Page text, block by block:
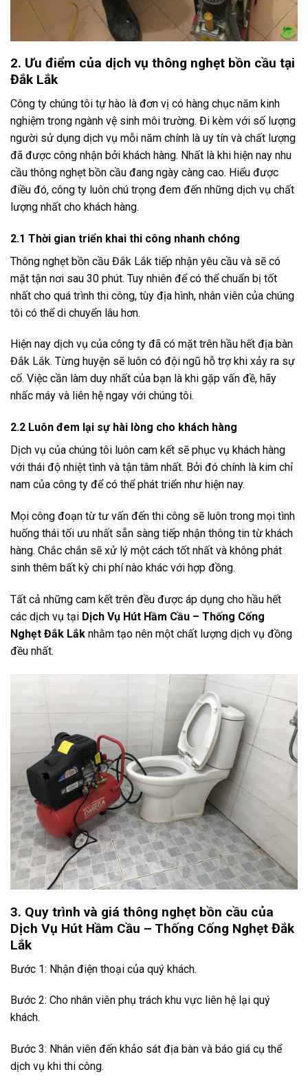
2. Ưu điểm của dịch vụ thông nghẹt bồn cầu tại
Đắk Lắk
Công ty chúng tôi tự hào là đơn vị có hàng chục năm kinh
nghiệm trong ngành vệ sinh môi trường. Đi kèm với số lượng
người sử dụng dịch vụ mỗi năm chính là uy tín và chất lượng
đã được công nhận bởi khách hàng. Nhất là khi hiện nay nhu
cầu thông nghẹt bồn cầu đang ngày càng cao. Hiểu được
điều đó, công ty luôn chú trọng đem đến những dịch vụ chất
lượng nhất cho khách hàng.
2.1 Thời gian triển khai thi công nhanh chóng
Thông nghẹt bồn cầu Đắk Lắk tiếp nhận yêu cầu và sẽ có
mặt tận nơi sau 30 phút. Tuy nhiên để có thể chuẩn bị tốt
nhất cho quá trình thi công, tùy địa hình, nhân viên của chúng
tôi có thể di chuyển lâu hơn.
Hiện nay dịch vụ của công ty đã có mặt trên hầu hết địa bàn
Đắk Lắk. Từng huyện sẽ luôn có đội ngũ hỗ trợ khi xảy ra sự
cố. Việc cần làm duy nhất của bạn là khi gặp vấn đề, hãy
nhấc máy và liên hệ ngay với chúng tôi.
2.2 Luôn đem lại sự hài lòng cho khách hàng
Dịch vụ của chúng tôi luôn cam kết sẽ phục vụ khách hàng
với thái độ nhiệt tình và tận tâm nhất. Bởi đó chính là kim chỉ
nam của công ty để có thể phát triển như hiện nay.
Mọi công đoạn từ tư vấn đến thi công sẽ luôn trong mọi tình
huống thái tối ưu nhất sẵn sàng tiếp nhận thông tin từ khách
hàng. Chắc chắn sẽ xử lý một cách tốt nhất và không phát
sinh thêm bất kỳ chi phí nào khác với hợp đồng.
Tất cả những cam kết trên đều được áp dụng cho hầu hết
các dịch vụ tại Dịch Vụ Hút Hầm Cầu – Thống Cống
Nghẹt Đắk Lắk nhằm tạo nên một chất lượng dịch vụ đồng
đều nhất.
3. Quy trình và giá thông nghẹt bồn cầu của
Dịch Vụ Hút Hầm Cầu – Thống Cống Nghẹt Đắk
Lắk
Bước 1: Nhận điện thoại của quý khách.
Bước 2: Cho nhân viên phụ trách khu vực liên hệ lại quý
khách.
Bước 3: Nhân viên đến khảo sát địa bàn và báo giá cụ thể
dịch vụ khi thi công.